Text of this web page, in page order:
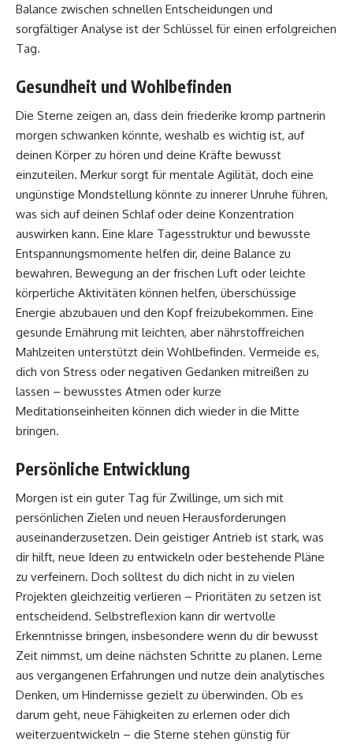
Balance zwischen schnellen Entscheidungen und
sorgfältiger Analyse ist der Schlüssel für einen erfolgreichen
Tag.
Gesundheit und Wohlbefinden
Die Sterne zeigen an, dass dein friederike kromp partnerin
morgen schwanken könnte, weshalb es wichtig ist, auf
deinen Körper zu hören und deine Kräfte bewusst
einzuteilen. Merkur sorgt für mentale Agilität, doch eine
ungünstige Mondstellung könnte zu innerer Unruhe führen,
was sich auf deinen Schlaf oder deine Konzentration
auswirken kann. Eine klare Tagesstruktur und bewusste
Entspannungsmomente helfen dir, deine Balance zu
bewahren. Bewegung an der frischen Luft oder leichte
körperliche Aktivitäten können helfen, überschüssige
Energie abzubauen und den Kopf freizubekommen. Eine
gesunde Ernährung mit leichten, aber nährstoffreichen
Mahlzeiten unterstützt dein Wohlbefinden. Vermeide es,
dich von Stress oder negativen Gedanken mitreißen zu
lassen – bewusstes Atmen oder kurze
Meditationseinheiten können dich wieder in die Mitte
bringen.
Persönliche Entwicklung
Morgen ist ein guter Tag für Zwillinge, um sich mit
persönlichen Zielen und neuen Herausforderungen
auseinanderzusetzen. Dein geistiger Antrieb ist stark, was
dir hilft, neue Ideen zu entwickeln oder bestehende Pläne
zu verfeinern. Doch solltest du dich nicht in zu vielen
Projekten gleichzeitig verlieren – Prioritäten zu setzen ist
entscheidend. Selbstreflexion kann dir wertvolle
Erkenntnisse bringen, insbesondere wenn du dir bewusst
Zeit nimmst, um deine nächsten Schritte zu planen. Lerne
aus vergangenen Erfahrungen und nutze dein analytisches
Denken, um Hindernisse gezielt zu überwinden. Ob es
darum geht, neue Fähigkeiten zu erlernen oder dich
weiterzuentwickeln – die Sterne stehen günstig für